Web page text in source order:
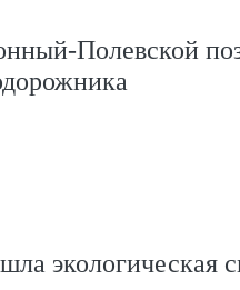
Полевской
экологическая